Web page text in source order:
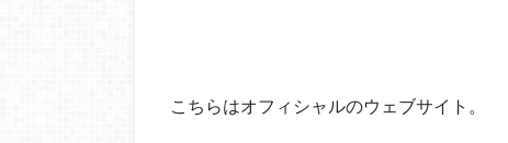
こちらはオフィシャルのウェブサイト。